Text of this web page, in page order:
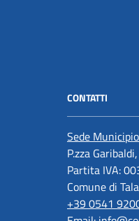
CONTATTI
Sede
P.zza
Partita IVA:
Comune di
+39 0541